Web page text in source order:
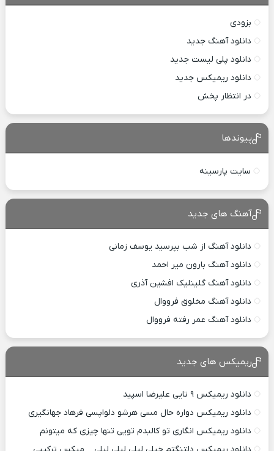
بزودی
دانلود آهنگ جدید
دانلود پلی لیست جدید
دانلود ریمیکس جدید
در انتظار پخش
پیوندها
سایت پارسینه
آهنگ های جدید
دانلود آهنگ از شب بپرسید یوسف زمانی
دانلود آهنگ بارون میر احمد
دانلود آهنگ گلینلیک افشین آذری
دانلود آهنگ مخلوق فرووال
دانلود آهنگ عمر رفته فرووال
ریمیکس های جدید
دانلود ریمیکس ۹ تایی علیرضا اسپید
دانلود ریمیکس دواره حال مسی هرشو دلواپسی فرهاد جهانگیری
دانلود ریمیکس انگاری تو کالبدم تویی تنها چیزی که میتونم